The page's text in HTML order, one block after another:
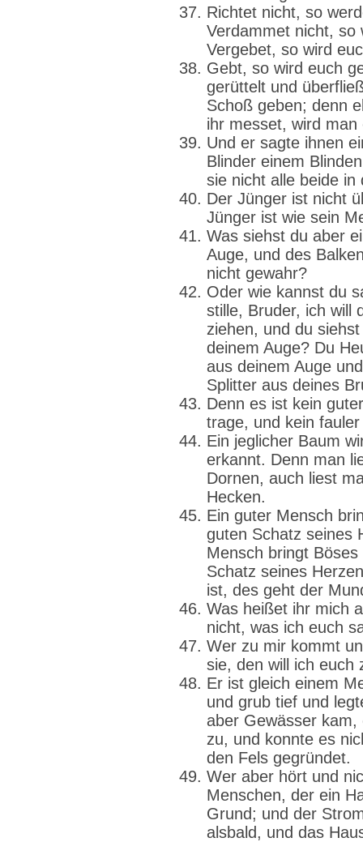
Richtet nicht, so
Verdammet nicht, so
Vergebet, so wird
Gebt, so wird euch
gerüttelt und
Schoß geben; denn
ihr messet, wird
Und er sagte ihnen
Blinder einem
sie nicht alle beide in
Der Jünger ist nicht
Jünger ist wie sein
Was siehst du aber
Auge, und des
nicht gewahr?
Oder wie kannst du
stille, Bruder, ich will
ziehen, und du
deinem Auge? Du
aus deinem Auge
Splitter aus deines
Denn es ist kein
trage, und kein
Ein jeglicher Baum
erkannt. Denn man
Dornen, auch liest
Hecken.
Ein guter Mensch
guten Schatz seines
Mensch bringt
Schatz seines
ist, des geht der
Was heißet ihr mich
nicht, was ich euch
Wer zu mir kommt
sie, den will ich euch
Er ist gleich einem
und grub tief und
aber Gewässer
zu, und konnte es
den Fels gegründet.
Wer aber hört und
Menschen, der ein
Grund; und der
alsbald, und das